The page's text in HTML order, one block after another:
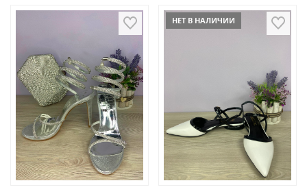
НЕТ В НАЛИЧИИ